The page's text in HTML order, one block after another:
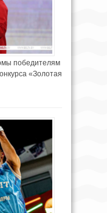
победителям
«Золотая